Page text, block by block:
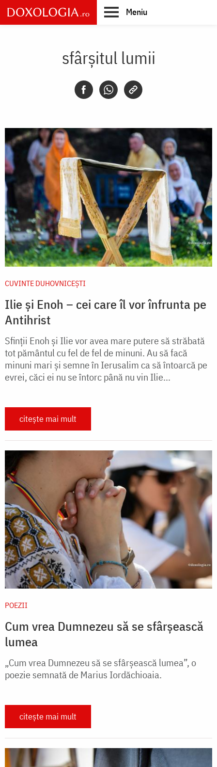
Skip
to
main
Meniu
sfârșitul lumii
CUVINTE DUHOVNICEȘTI
Ilie și Enoh – cei care îl vor înfrunta pe
Antihrist
Sfinții Enoh și Ilie vor avea mare putere să străbată
tot pământul cu fel de fel de minuni. Au să facă
minuni mari și semne în Ierusalim ca să întoarcă pe
evrei, căci ei nu se întorc până nu vin Ilie...
citește mai mult
POEZII
Cum vrea Dumnezeu să se sfârșească
lumea
„Cum vrea Dumnezeu să se sfârșească lumea”, o
poezie semnată de Marius Iordăchioaia.
citește mai mult